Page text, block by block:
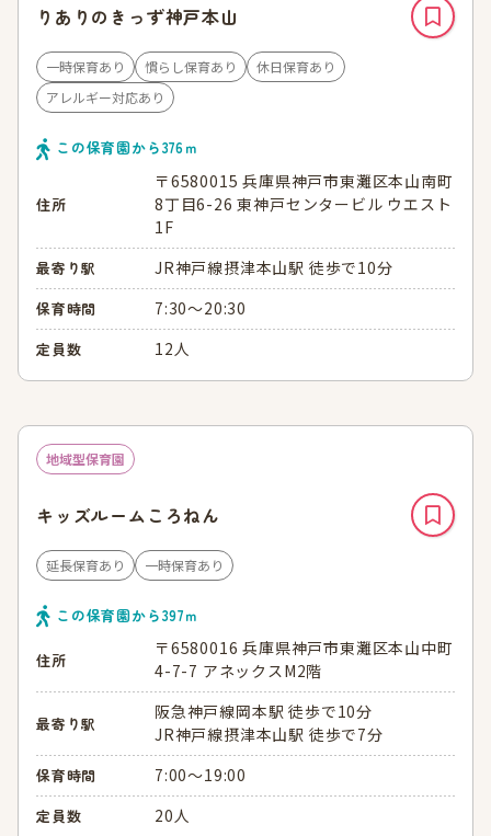
りありのきっず神戸本山
一時保育あり 慣らし保育あり
休日保育あり
アレルギー対応あり
この保育園から376ｍ
住所
〒6580015 兵庫県神戸市東灘区本山南町
8丁目6-26 東神戸センタービル ウエスト
1F
最寄り駅 JR神戸線摂津本山駅 徒歩で10分
保育時間 7:30～20:30
定員数 12人
地域型保育園
キッズルームころねん
延長保育あり 一時保育あり
この保育園から397ｍ
住所
〒6580016 兵庫県神戸市東灘区本山中町
4-7-7 アネックスM2階
最寄り駅
阪急神戸線岡本駅 徒歩で10分
JR神戸線摂津本山駅 徒歩で7分
保育時間 7:00～19:00
定員数 20人